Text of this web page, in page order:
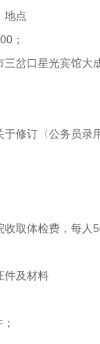
地点
；
岔口星光宾馆大
修订〈公务员录
取体检费，每人
件及材料